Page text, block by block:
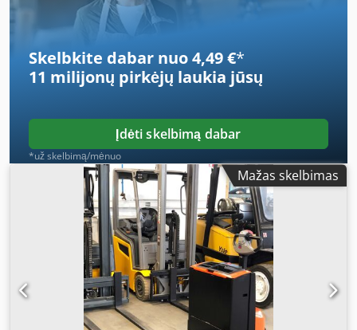
Metai 2024 Parinktys: * EX * Atex - Pyroban !!!! Sistema =
S6000 E Dujų grupė = IIB Tipas = 3G (leidžiama ZONOJE 2)
Skelbkite dabar nuo 4,49 €*
11 milijonų pirkėjų laukia jūsų
Įdėti skelbimą dabar
*už skelbimą/mėnuo
Mažas skelbimas